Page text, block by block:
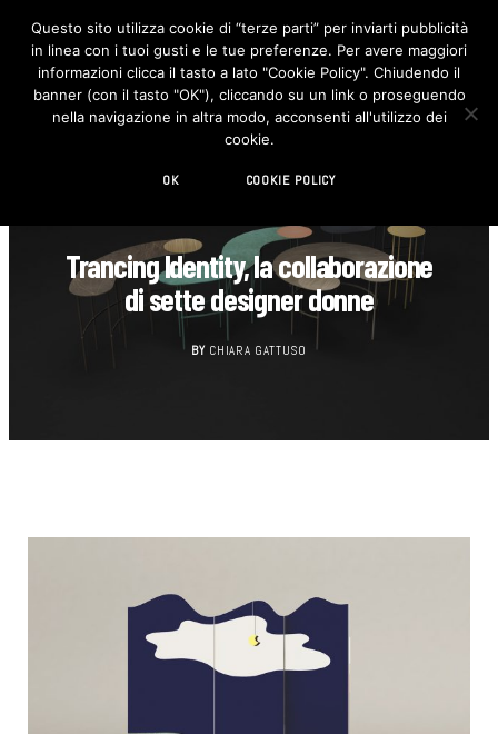
F
c
e
b
o
I
n
s
t
Trancing Identity, la collaborazione
di sette designer donne
BY CHIARA GATTUSO
Questo sito utilizza cookie di “terze parti” per inviarti pubblicità
in linea con i tuoi gusti e le tue preferenze. Per avere maggiori
informazioni clicca il tasto a lato "Cookie Policy". Chiudendo il
banner (con il tasto "OK"), cliccando su un link o proseguendo
nella navigazione in altra modo, acconsenti all'utilizzo dei
cookie.
OK COOKIE POLICY